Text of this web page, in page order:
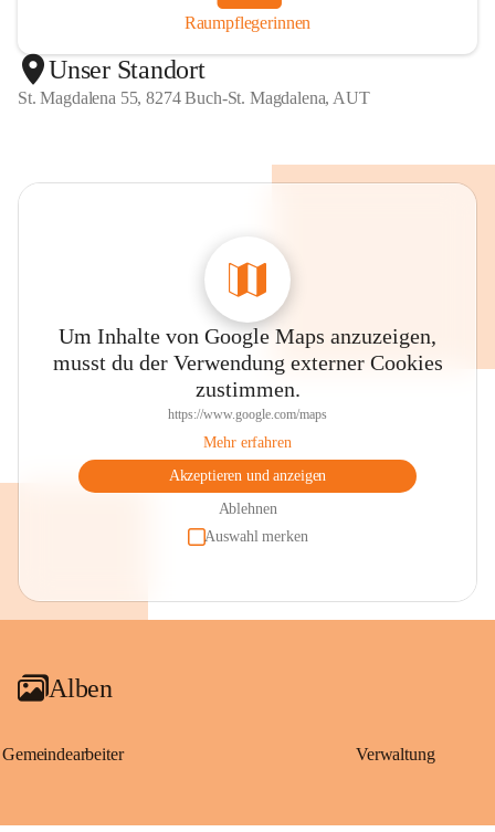
Raumpflegerinnen
Unser Standort
St. Magdalena 55, 8274 Buch-St. Magdalena, AUT
Um Inhalte von Google Maps anzuzeigen,
musst du der Verwendung externer Cookies
zustimmen.
https://www.google.com/maps
Mehr erfahren
Akzeptieren und anzeigen
Ablehnen
Auswahl merken
Alben
Gemeindearbeiter Verwaltung